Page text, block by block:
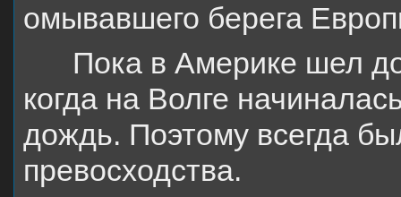
омывавшего берега
Пока в Америке шел
когда на Волге
дождь. Поэтому всегда
превосходства.